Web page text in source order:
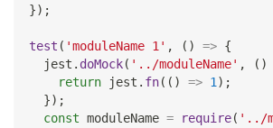
}) ;
test ( 'moduleName 1' , ( ) => {
  jest
. doMock( '../moduleName' , ( )
return jest . fn( ( ) => 1 ) ;
}) ;
const moduleName = require( '../